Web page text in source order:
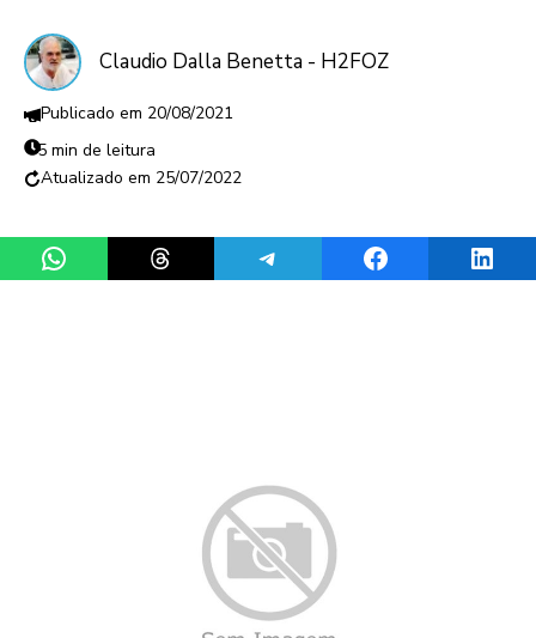
Claudio Dalla Benetta - H2FOZ
20/08/2021
5 min de leitura
25/07/2022
Share on WhatsAppShare on ThreadsShare on TelegramShare on Facebook